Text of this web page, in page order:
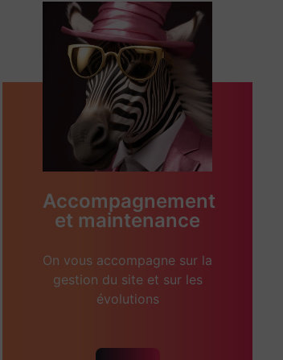
Accompagnement
et maintenance
On vous accompagne sur la
gestion du site et sur les
évolutions